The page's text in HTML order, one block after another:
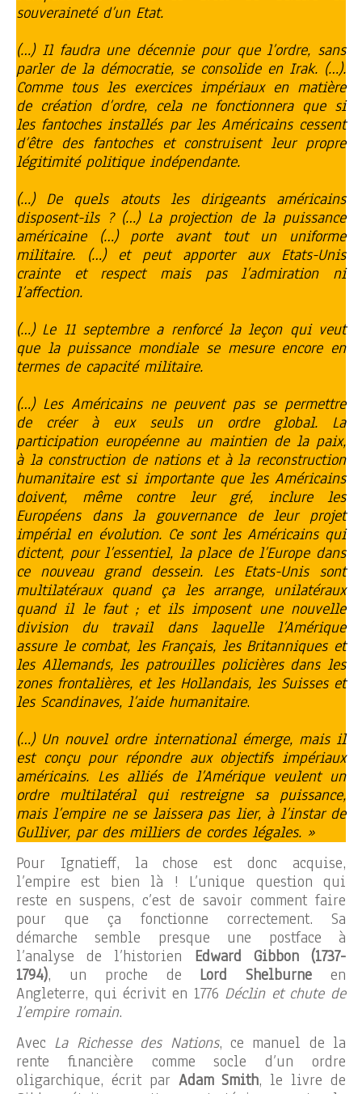
souveraineté d’un Etat.
(…) Il faudra une décennie pour que l’ordre, sans
parler de la démocratie, se consolide en Irak. (…).
Comme tous les exercices impériaux en matière
de création d’ordre, cela ne fonctionnera que si
les fantoches installés par les Américains cessent
d’être des fantoches et construisent leur propre
légitimité politique indépendante.
(…) De quels atouts les dirigeants américains
disposent-ils ? (…) La projection de la puissance
américaine (…) porte avant tout un uniforme
militaire. (…) et peut apporter aux Etats-Unis
crainte et respect mais pas l’admiration ni
l’affection.
(…) Le 11 septembre a renforcé la leçon qui veut
que la puissance mondiale se mesure encore en
termes de capacité militaire.
(…) Les Américains ne peuvent pas se permettre
de créer à eux seuls un ordre global. La
participation européenne au maintien de la paix,
à la construction de nations et à la reconstruction
humanitaire est si importante que les Américains
doivent, même contre leur gré, inclure les
Européens dans la gouvernance de leur projet
impérial en évolution. Ce sont les Américains qui
dictent, pour l’essentiel, la place de l’Europe dans
ce nouveau grand dessein. Les Etats-Unis sont
multilatéraux quand ça les arrange, unilatéraux
quand il le faut ; et ils imposent une nouvelle
division du travail dans laquelle l’Amérique
assure le combat, les Français, les Britanniques et
les Allemands, les patrouilles policières dans les
zones frontalières, et les Hollandais, les Suisses et
les Scandinaves, l’aide humanitaire.
(…) Un nouvel ordre international émerge, mais il
est conçu pour répondre aux objectifs impériaux
américains. Les alliés de l’Amérique veulent un
ordre multilatéral qui restreigne sa puissance,
mais l’empire ne se laissera pas lier, à l’instar de
Gulliver, par des milliers de cordes légales. »
Pour Ignatieff, la chose est donc acquise,
l’empire est bien là ! L’unique question qui
reste en suspens, c’est de savoir comment faire
pour que ça fonctionne correctement. Sa
démarche semble presque une postface à
l’analyse de l’historien Edward Gibbon (1737-
1794), un proche de Lord Shelburne en
Angleterre, qui écrivit en 1776 Déclin et chute de
l’empire romain.
Avec La Richesse des Nations, ce manuel de la
rente financière comme socle d’un ordre
oligarchique, écrit par Adam Smith, le livre de